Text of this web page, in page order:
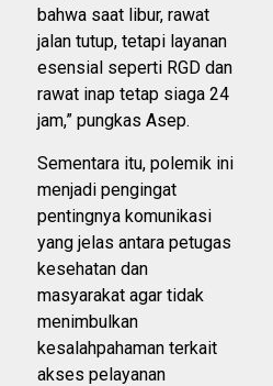
bahwa saat libur, rawat
jalan tutup, tetapi layanan
esensial seperti RGD dan
rawat inap tetap siaga 24
jam,” pungkas Asep.
Sementara itu, polemik ini
menjadi pengingat
pentingnya komunikasi
yang jelas antara petugas
kesehatan dan
masyarakat agar tidak
menimbulkan
kesalahpahaman terkait
akses pelayanan